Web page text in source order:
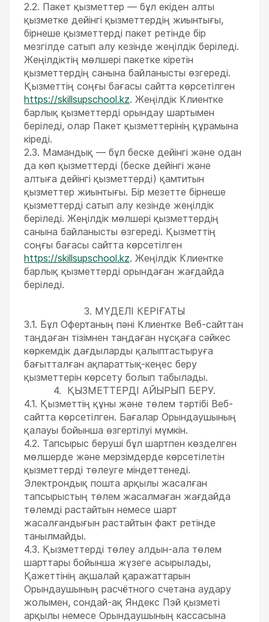
2.2. Пакет қызметтер — бұл екіден алты
қызметке дейінгі қызметтердің жиынтығы,
бірнеше қызметтерді пакет ретінде бір
мезгілде сатып алу кезінде жеңілдік беріледі.
Жеңілдіктің мөлшері пакетке кіретін
қызметтердің санына байланысты өзгереді.
Қызметтің соңғы бағасы сайтта көрсетілген
https://skillsupschool.kz. Жеңілдік Клиентке
барлық қызметтерді орындау шартымен
беріледі, олар Пакет қызметтерінің құрамына
кіреді.
2.3. Мамандық — бұл беске дейінгі және одан
да көп қызметтерді (беске дейінгі және
алтыға дейінгі қызметтерді) қамтитын
қызметтер жиынтығы. Бір мезетте бірнеше
қызметтерді сатып алу кезінде жеңілдік
беріледі. Жеңілдік мөлшері қызметтердің
санына байланысты өзгереді. Қызметтің
соңғы бағасы сайтта көрсетілген
https://skillsupschool.kz. Жеңілдік Клиентке
барлық қызметтерді орындаған жағдайда
беріледі.
3. МҮДЕЛІ КЕРІҒАТЫ
3.1. Бұл Офертаның пәні Клиентке Веб-сайттан
таңдаған тізімнен таңдаған нұсқаға сәйкес
көркемдік дағдыларды қалыптастыруға
бағытталған ақпараттық-кеңес беру
қызметтерін көрсету болып табылады.
4. ҚЫЗМЕТТЕРДІ АЙЫРЫП БЕРУ.
4.1. Қызметтің құны және төлем тәртібі Веб-
сайтта көрсетілген. Бағалар Орындаушының
қалауы бойынша өзгертілуі мүмкін.
4.2. Тапсырыс беруші бұл шартпен көзделген
мөлшерде және мерзімдерде көрсетілетін
қызметтерді төлеуге міндеттенеді.
Электрондық пошта арқылы жасалған
тапсырыстың төлем жасалмаған жағдайда
төлемді растайтын немесе шарт
жасалғандығын растайтын факт ретінде
танылмайды.
4.3. Қызметтерді төлеу алдын-ала төлем
шарттары бойынша жүзеге асырылады,
Қажеттінің ақшалай қаражаттарын
Орындаушының расчётного счетана аудару
жолымен, сондай-ақ Яндекс Пэй қызметі
арқылы немесе Орындаушының кассасына